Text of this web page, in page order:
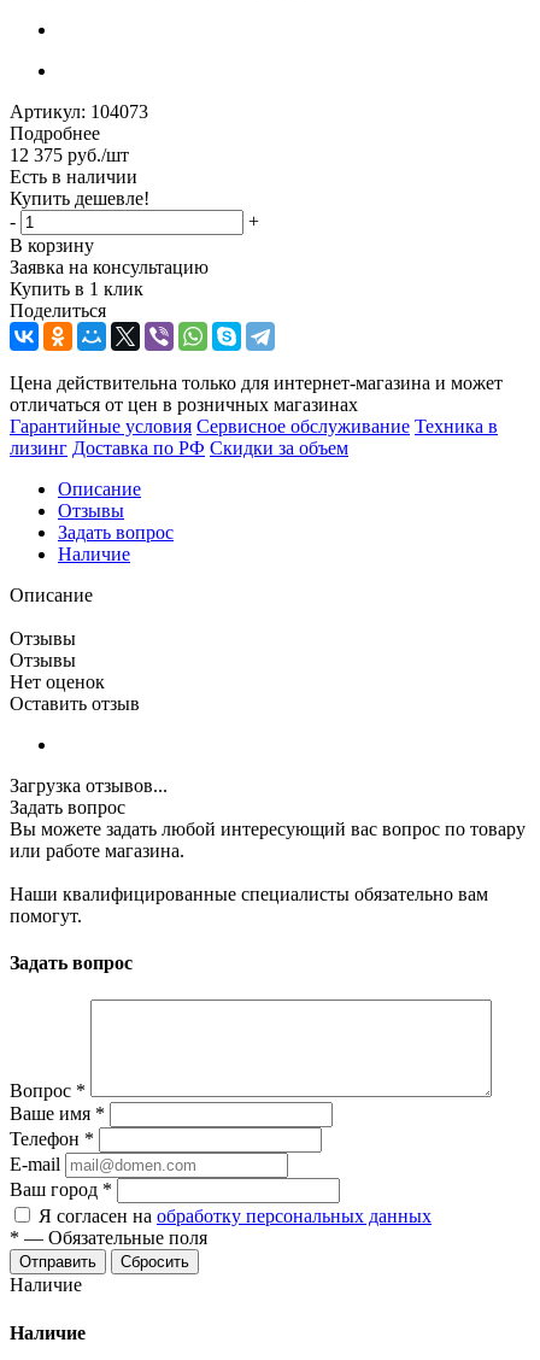
Артикул: 104073
Подробнее
12 375 руб./шт
Есть в наличии
Купить дешевле!
-
+
В корзину
Заявка на консультацию
Купить в 1 клик
Поделиться
Цена действительна только для интернет-магазина и может
отличаться от цен в розничных магазинах
Гарантийные условия Сервисное обслуживание Техника в
лизинг Доставка по РФ Скидки за объем
Описание
Отзывы
Задать вопрос
Наличие
Описание
Отзывы
Отзывы
Нет оценок
Оставить отзыв
Загрузка отзывов...
Задать вопрос
Вы можете задать любой интересующий вас вопрос по товару
или работе магазина.
Наши квалифицированные специалисты обязательно вам
помогут.
Задать вопрос
Вопрос *
Ваше имя *
Телефон *
E-mail
Ваш город *
Я согласен на обработку персональных данных
* — Обязательные поля
Сбросить
Наличие
Наличие